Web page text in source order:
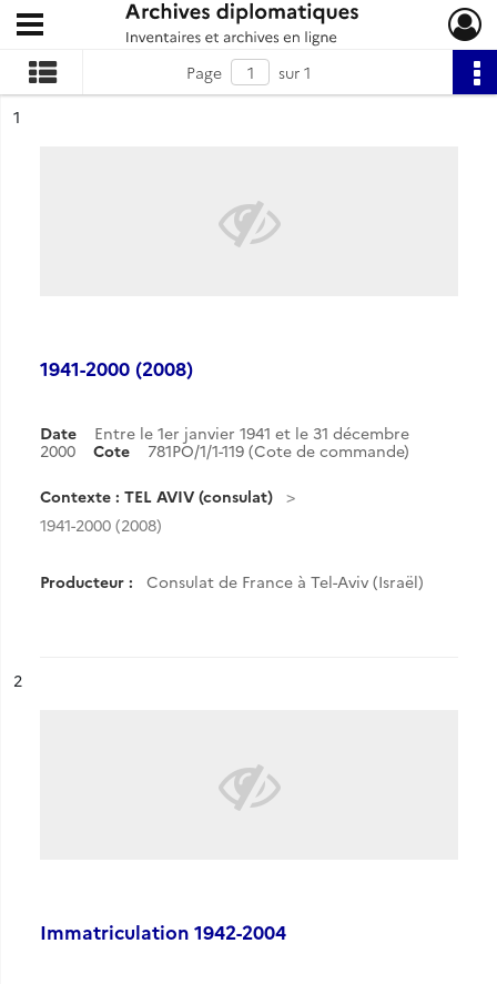
Archives diplomatiques
Ouvrir le menu déroulant
Page
sur 1
n°
1
1941-2000 (2008)
Date
Entre le 1er janvier 1941 et le 31 décembre
2000
Cote 781PO/1/1-119 (Cote de commande)
Contexte : TEL AVIV (consulat)
1941-2000 (2008)
Producteur : Consulat de France à Tel-Aviv (Israël)
n°
2
Immatriculation 1942-2004